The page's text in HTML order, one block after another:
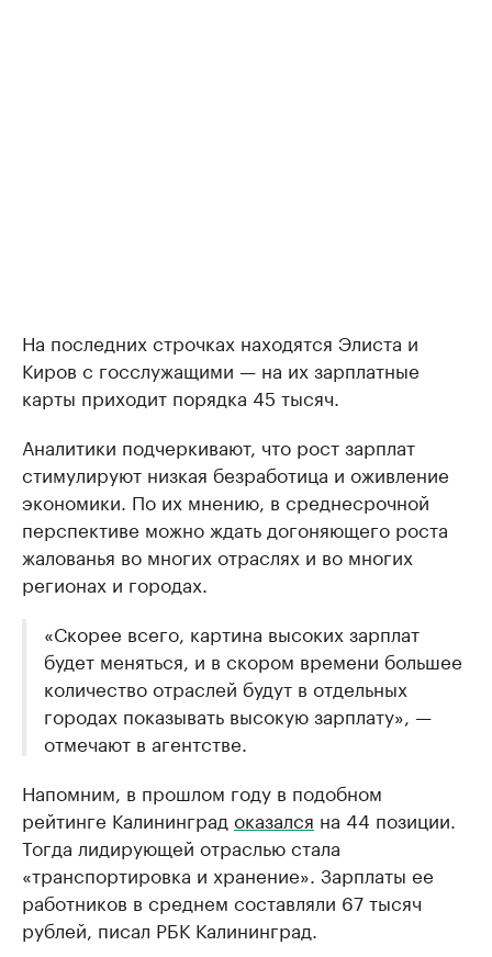
На последних строчках находятся Элиста и
Киров с госслужащими — на их зарплатные
карты приходит порядка 45 тысяч.
Аналитики подчеркивают, что рост зарплат
стимулируют низкая безработица и оживление
экономики. По их мнению, в среднесрочной
перспективе можно ждать догоняющего роста
жалованья во многих отраслях и во многих
регионах и городах.
«Скорее всего, картина высоких зарплат
будет меняться, и в скором времени большее
количество отраслей будут в отдельных
городах показывать высокую зарплату», —
отмечают в агентстве.
Напомним, в прошлом году в подобном
рейтинге Калининград оказался на 44 позиции.
Тогда лидирующей отраслью стала
«транспортировка и хранение». Зарплаты ее
работников в среднем составляли 67 тысяч
рублей, писал РБК Калининград.